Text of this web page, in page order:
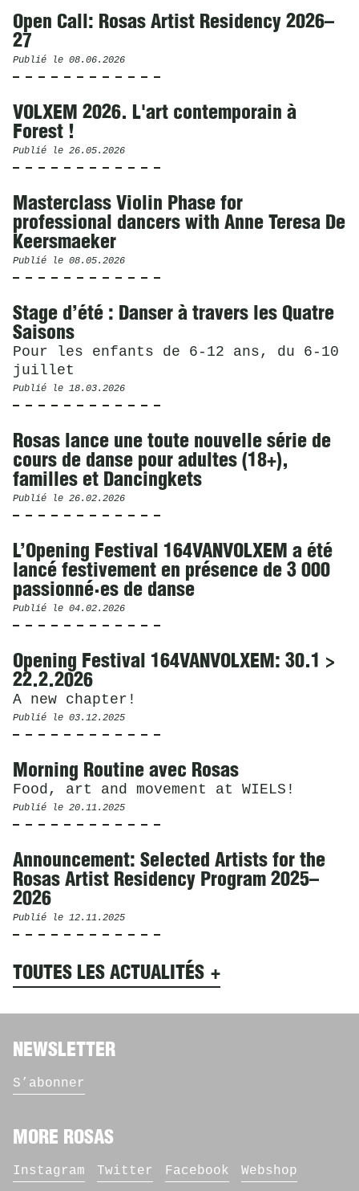
Open Call: Rosas Artist Residency 2026–
27
Publié le 08.06.2026
VOLXEM 2026. L'art contemporain à
Forest !
Publié le 26.05.2026
Masterclass Violin Phase for
professional dancers with Anne Teresa De
Keersmaeker
Publié le 08.05.2026
Stage d’été : Danser à travers les Quatre
Saisons
Pour les enfants de 6-12 ans, du 6-10
juillet
Publié le 18.03.2026
Rosas lance une toute nouvelle série de
cours de danse pour adultes (18+),
familles et Dancingkets
Publié le 26.02.2026
L’Opening Festival 164VANVOLXEM a été
lancé festivement en présence de 3 000
passionné·es de danse
Publié le 04.02.2026
Opening Festival 164VANVOLXEM: 30.1 >
22.2.2026
A new chapter!
Publié le 03.12.2025
Morning Routine avec Rosas
Food, art and movement at WIELS!
Publié le 20.11.2025
Announcement: Selected Artists for the
Rosas Artist Residency Program 2025–
2026
Publié le 12.11.2025
TOUTES LES ACTUALITÉS
NEWSLETTER
S’abonner
MORE ROSAS
Instagram Twitter Facebook Webshop